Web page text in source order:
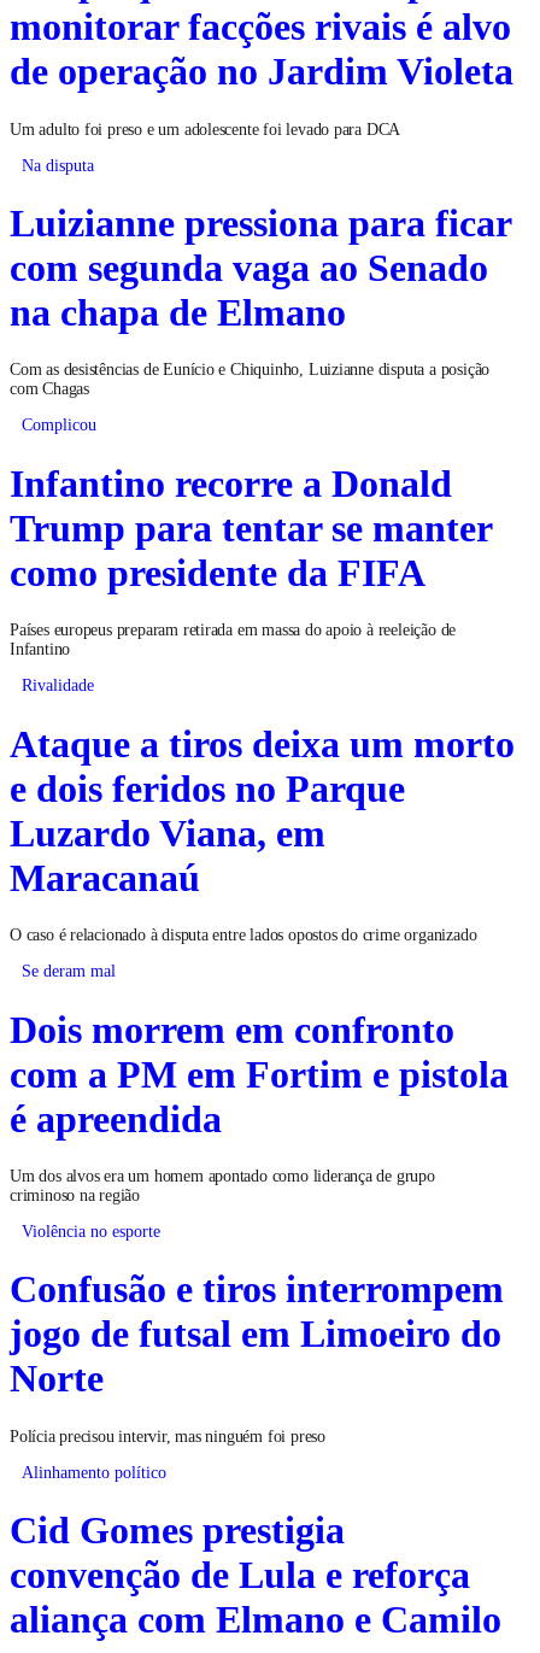
monitorar facções rivais é alvo
de operação no Jardim Violeta
Um adulto foi preso e um adolescente foi levado para DCA
Na disputa
Luizianne pressiona para ficar
com segunda vaga ao Senado
na chapa de Elmano
Com as desistências de Eunício e Chiquinho, Luizianne disputa a posição
com Chagas
Complicou
Infantino recorre a Donald
Trump para tentar se manter
como presidente da FIFA
Países europeus preparam retirada em massa do apoio à reeleição de
Infantino
Rivalidade
Ataque a tiros deixa um morto
e dois feridos no Parque
Luzardo Viana, em
Maracanaú
O caso é relacionado à disputa entre lados opostos do crime organizado
Se deram mal
Dois morrem em confronto
com a PM em Fortim e pistola
é apreendida
Um dos alvos era um homem apontado como liderança de grupo
criminoso na região
Violência no esporte
Confusão e tiros interrompem
jogo de futsal em Limoeiro do
Norte
Polícia precisou intervir, mas ninguém foi preso
Alinhamento político
Cid Gomes prestigia
convenção de Lula e reforça
aliança com Elmano e Camilo